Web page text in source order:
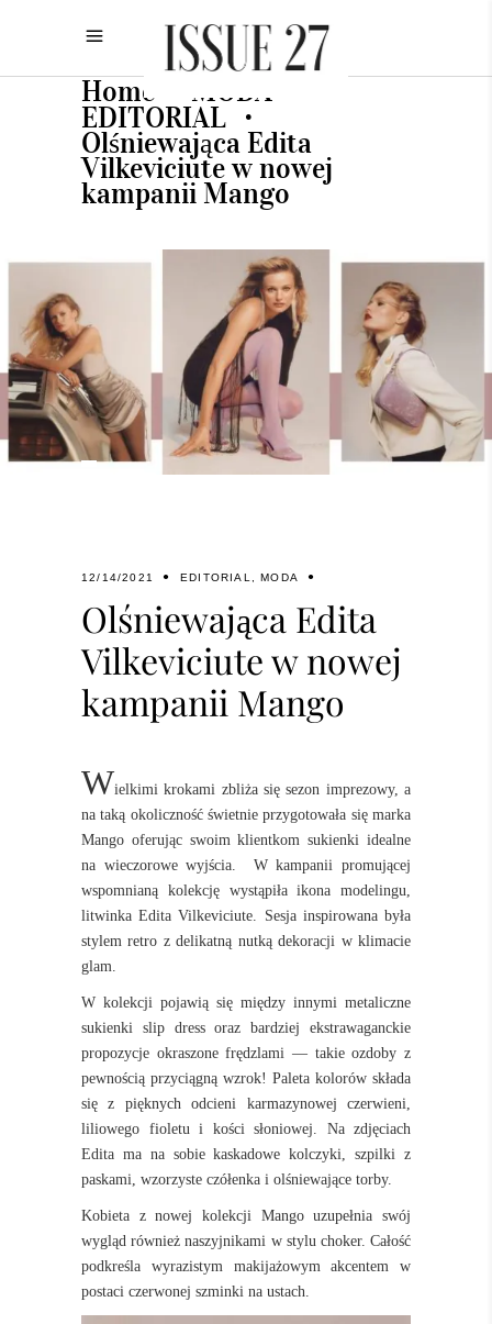
Home MODA
EDITORIAL •
Olśniewająca Edita
Vilkeviciute w nowej
kampanii Mango
12/14/2021 EDITORIAL,MODA
Olśniewająca Edita
Vilkeviciute w nowej
kampanii Mango
Wielkimi krokami zbliża się sezon imprezowy, a
na taką okoliczność świetnie przygotowała się marka
Mango oferując swoim klientkom sukienki idealne
na wieczorowe wyjścia. W kampanii promującej
wspomnianą kolekcję wystąpiła ikona modelingu,
litwinka Edita Vilkeviciute. Sesja inspirowana była
stylem retro z delikatną nutką dekoracji w klimacie
glam.
W kolekcji pojawią się między innymi metaliczne
sukienki slip dress oraz bardziej ekstrawaganckie
propozycje okraszone frędzlami — takie ozdoby z
pewnością przyciągną wzrok! Paleta kolorów składa
się z pięknych odcieni karmazynowej czerwieni,
liliowego fioletu i kości słoniowej. Na zdjęciach
Edita ma na sobie kaskadowe kolczyki, szpilki z
paskami, wzorzyste czółenka i olśniewające torby.
Kobieta z nowej kolekcji Mango uzupełnia swój
wygląd również naszyjnikami w stylu choker. Całość
podkreśla wyrazistym makijażowym akcentem w
postaci czerwonej szminki na ustach.